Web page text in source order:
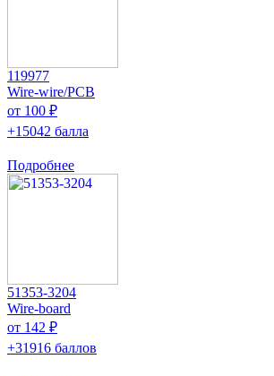
119977
Wire-wire/PCB
от 100 ₽
+15042 балла
Подробнее
51353-3204
Wire-board
от 142 ₽
+31916 баллов